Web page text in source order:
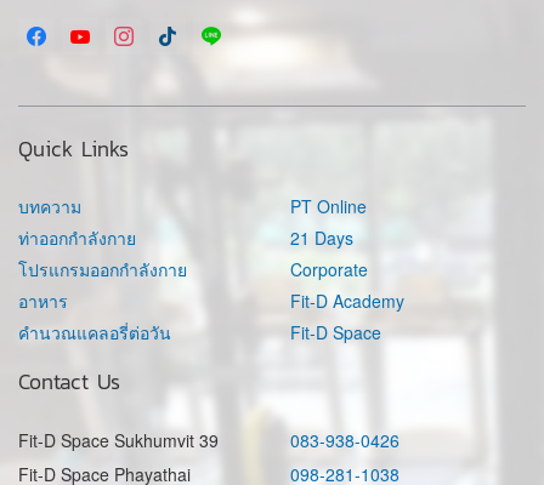
Quick Links
บทความ
ท่าออกกำลังกาย
โปรแกรมออกกำลังกาย
อาหาร
คำนวณแคลอรี่ต่อวัน
PT Online
21 Days
Corporate
Fit-D Academy
Fit-D Space
Contact Us
Fit-D Space Sukhumvit 39
083-938-0426
Fit-D Space Phayathai
098-281-1038